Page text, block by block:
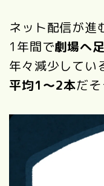
ネット配信が進
1年間で劇場へ
年々減少してい
平均1〜2本だそ